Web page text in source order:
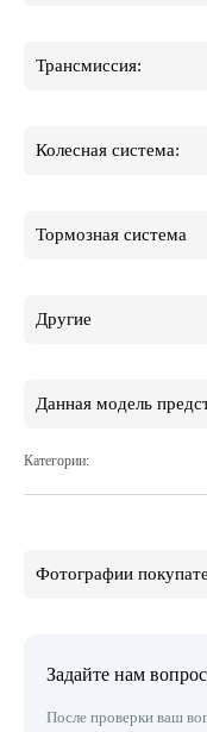
Трансмиссия:
Колесная система:
Тормозная система
Другие
Данная модель
Категории:
Фотографии
Задайте нам
После проверки ваш